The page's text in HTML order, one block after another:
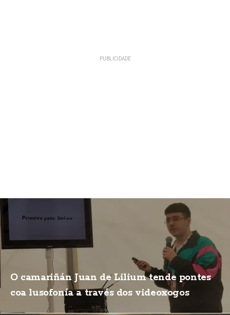
O camariñán Juan de Lilium tende pontes
coa lusofonía a través dos videoxogos